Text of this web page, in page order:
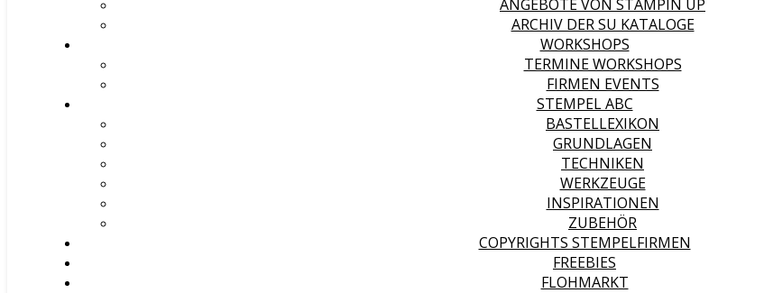
ANGEBOTE VON STAMPIN UP
ARCHIV DER SU KATALOGE
WORKSHOPS
TERMINE WORKSHOPS
FIRMEN EVENTS
STEMPEL ABC
BASTELLEXIKON
GRUNDLAGEN
TECHNIKEN
WERKZEUGE
INSPIRATIONEN
ZUBEHÖR
COPYRIGHTS STEMPELFIRMEN
FREEBIES
FLOHMARKT